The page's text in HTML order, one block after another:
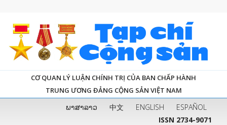
CƠ QUAN LÝ LUẬN CHÍNH TRỊ CỦA BAN CHẤP HÀNH
TRUNG ƯƠNG ĐẢNG CỘNG SẢN VIỆT NAM
ພາສາລາວ 中文 ENGLISH
ESPAÑOL
ISSN 2734-9071